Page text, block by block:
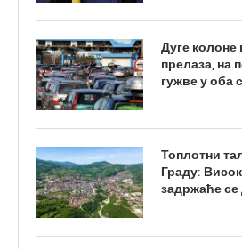
Дуге колоне
прелаза, на
гужве у оба
Топлотни
Граду:
задржаће се